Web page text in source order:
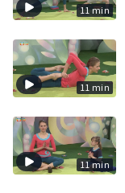
11 min
11 min
11 min